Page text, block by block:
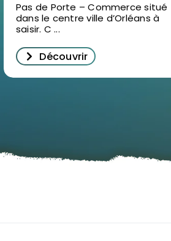
Pas de Porte – Commerce situé
dans le centre ville d’Orléans à
saisir. C ...
Découvrir